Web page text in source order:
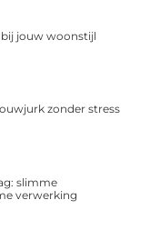
jouw woonstijl
zonder stress
slimme
verwerking